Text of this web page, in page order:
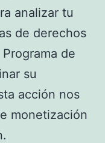
analizar tu
de derechos
de
su
acción nos
monetización